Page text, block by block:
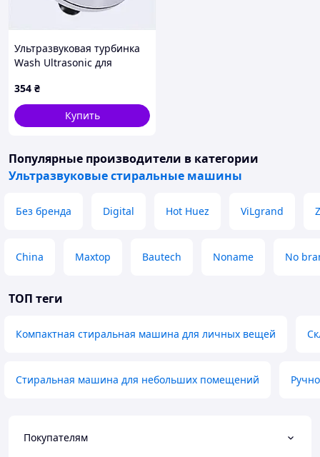
Ультразвуковая турбинка
Wash Ultrasonic для
354 ₴
Купить
Популярные производители в категории
Ультразвуковые стиральные машины
Без бренда Digital Hot Huez ViLgrand
China Maxtop Bautech Noname No
ТОП теги
Компактная стиральная машина для личных вещей
Стиральная машина для небольших помещений
Покупателям